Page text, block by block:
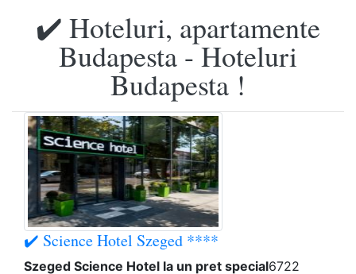
✔️ Hoteluri, apartamente
Budapesta - Hoteluri
Budapesta !
✔️ Science Hotel Szeged ****
Szeged Science Hotel la un pret special6722